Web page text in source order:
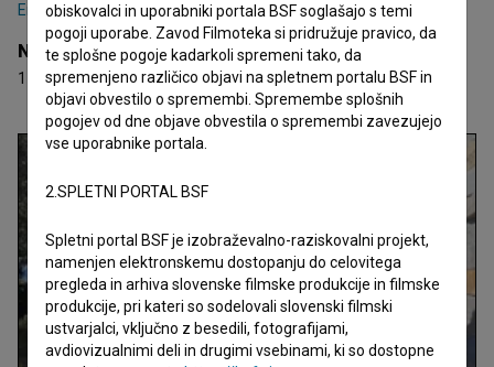
Ema Paš
Nagrade
1 nagrada
obiskovalci in uporabniki portala BSF soglašajo s temi
pogoji uporabe. Zavod Filmoteka si pridružuje pravico, da
te splošne pogoje kadarkoli spremeni tako, da
spremenjeno različico objavi na spletnem portalu BSF in
objavi obvestilo o spremembi. Spremembe splošnih
pogojev od dne objave obvestila o spremembi zavezujejo
vse uporabnike portala.
2.SPLETNI PORTAL BSF
Spletni portal BSF je izobraževalno-raziskovalni projekt,
namenjen elektronskemu dostopanju do celovitega
pregleda in arhiva slovenske filmske produkcije in filmske
produkcije, pri kateri so sodelovali slovenski filmski
ustvarjalci, vključno z besedili, fotografijami,
avdiovizualnimi deli in drugimi vsebinami, ki so dostopne